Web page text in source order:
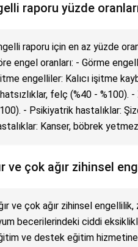
raporu yüzde
raporu için en az yüzde
engel oranları: - Görme
engelliler: Kalıcı işitme
felç (%40 - %100).
- Psikiyatrik hastalıklar:
Kanser, böbrek
ve çok ağır zihinsel
ve çok ağır zihinsel
becerilerindeki ciddi
ve destek eğitim hizmetine